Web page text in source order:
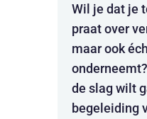
Wil je dat je
praat over
maar ook
de slag wilt
begeleiding